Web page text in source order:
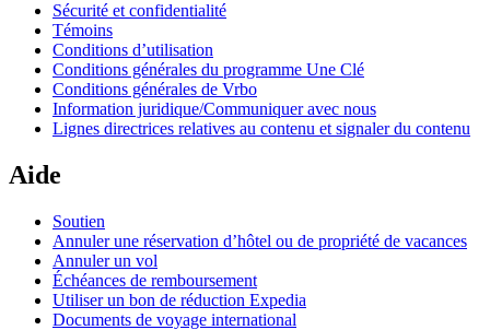
Sécurité et confidentialité
Témoins
Conditions d’utilisation
Conditions générales du programme Une Clé
Conditions générales de Vrbo
Information juridique/Communiquer avec nous
Lignes directrices relatives au contenu et signaler du contenu
Aide
Soutien
Annuler une réservation d’hôtel ou de propriété de vacances
Annuler un vol
Échéances de remboursement
Utiliser un bon de réduction Expedia
Documents de voyage international